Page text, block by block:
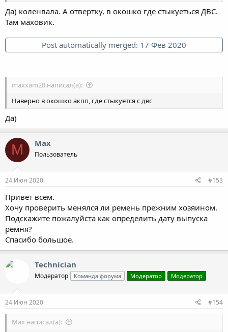
Да) коленвала. А отвертку, в окошко где стыкуеться ДВС.
Там маховик.
Post automatically merged: 17 Фев 2020
maxxam28 написал(а):
Наверно в окошко акпп, где стыкуется с двс
Да)
M Max
Пользователь
24 Июн 2020 #153
Привет всем.
Хочу проверить менялся ли ремень прежним хозяином.
Подскажите пожалуйста как определить дату выпуска
ремня?
Спасибо большое.
Technician
Модератор Команда форума Модератор Модератор
24 Июн 2020 #154
Max написал(а):